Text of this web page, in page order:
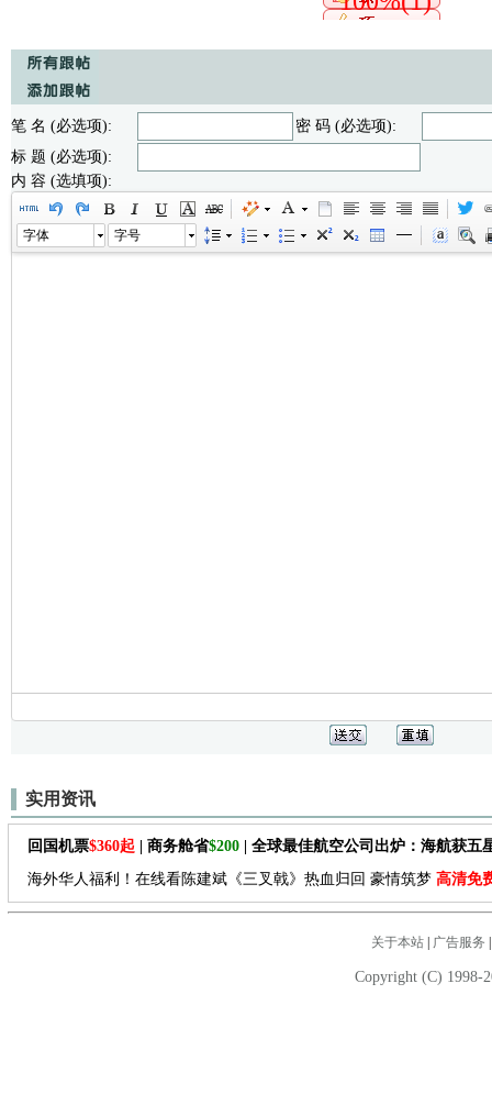
笔 名 (必选项):
密 码 (必选项):
标 题 (必选项):
内 容 (选填项):
字体 字号
实用资讯
回国机票$360起 | 商务舱省$200 | 全球最佳航空公司出炉：海航获五
海外华人福利！在线看陈建斌《三叉戟》热血归回 豪情筑梦 高清免
关于本站| 广告服务
Copyright (C) 1998-